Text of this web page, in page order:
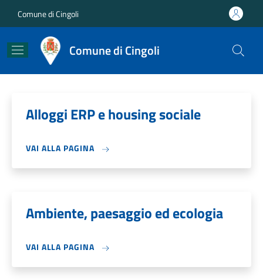
Comune di Cingoli
Comune di Cingoli
Alloggi ERP e housing sociale
VAI ALLA PAGINA
Ambiente, paesaggio ed ecologia
VAI ALLA PAGINA